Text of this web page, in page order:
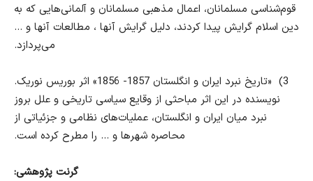
قوم‌شناسی مسلمانان، اعمال مذهبی مسلمانان و آلمانی‌هایی که به
دین اسلام گرایش پیدا کردند، دلیل گرایش آنها ، مطالعات آنها و …
می‌پردازد.
3)
«تاریخ نبرد ایران و انگلستان 1857- 1856» اثر بوریس نوریک.
نویسنده در این اثر مباحثی از وقایع سیاسی تاریخی و علل بروز
نبرد میان ایران و انگلستان، عملیات‌های نظامی و جزئیاتی از
محاصره شهرها و … را مطرح کرده است.
گرنت پژوهشی: